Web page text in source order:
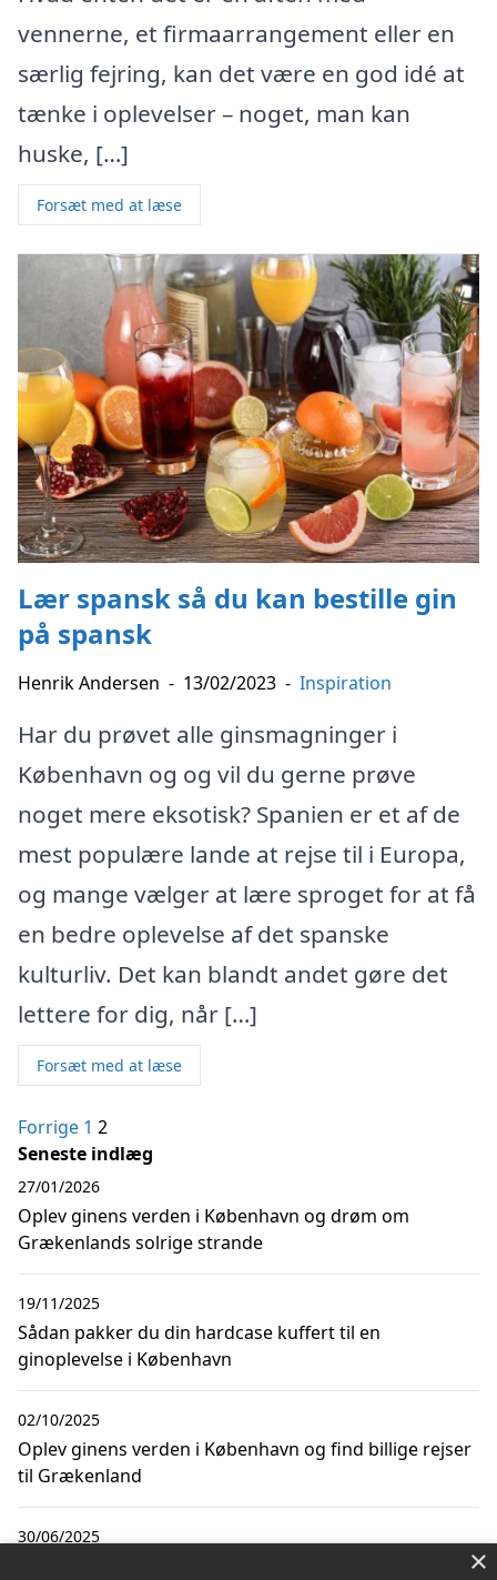
vennerne, et firmaarrangement eller en
særlig fejring, kan det være en god idé at
tænke i oplevelser – noget, man kan
huske, […]
Forsæt med at læse
Lær spansk så du kan bestille gin
på spansk
Henrik Andersen - 13/02/2023 - Inspiration
Har du prøvet alle ginsmagninger i
København og og vil du gerne prøve
noget mere eksotisk? Spanien er et af de
mest populære lande at rejse til i Europa,
og mange vælger at lære sproget for at få
en bedre oplevelse af det spanske
kulturliv. Det kan blandt andet gøre det
lettere for dig, når […]
Forsæt med at læse
Indlægsinddeling
Forrige 1 2
Seneste indlæg
Oplev ginens verden i København og drøm om
Grækenlands solrige strande
27/01/2026
Sådan pakker du din hardcase kuffert til en
ginoplevelse i København
19/11/2025
Oplev ginens verden i København og find billige rejser
til Grækenland
02/10/2025
30/06/2025
×